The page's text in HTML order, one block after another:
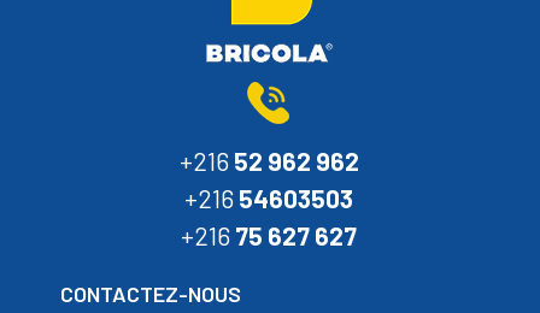
+216 52 962 962
+216 54603503
+216 75 627 627
CONTACTEZ-NOUS